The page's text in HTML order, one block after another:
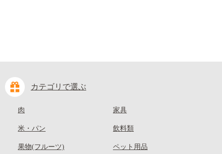
カテゴリで選ぶ
肉
米・パン
果物(フルーツ)
家具
飲料類
ペット用品